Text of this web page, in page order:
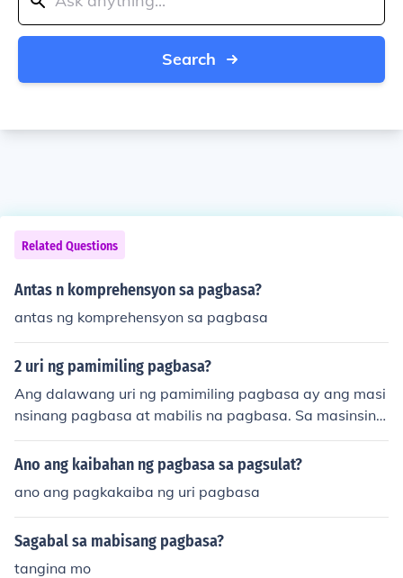
Search
Related Questions
Antas n komprehensyon sa pagbasa?
antas ng komprehensyon sa pagbasa
2 uri ng pamimiling pagbasa?
Ang dalawang uri ng pamimiling pagbasa ay ang masi
nsinang pagbasa at mabilis na pagbasa. Sa masinsina
ng pagbasa, ang layunin ay maunawaan ang nilalama
n ng teksto nang detalyado, karaniwang ginagamit ito
mabilis na pagbasa ay nakatuon sa pagkuha ng pangu
nahing ideya o impormasyon mula sa teksto nang hindi
masyadong nagpopokus sa bawat detalye, kadalasan
g ginagamit ito sa pag-scan ng mga materyales.
Ano ang kaibahan ng pagbasa sa pagsulat?
ano ang pagkakaiba ng uri pagbasa
Sagabal sa mabisang pagbasa?
tangina mo